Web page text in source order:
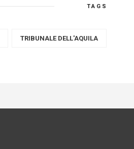
TAGS
TRIBUNALE DELL'AQUILA